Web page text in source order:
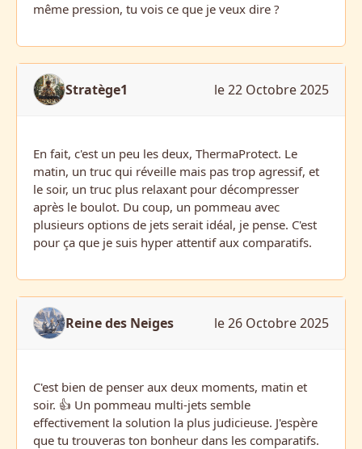
même pression, tu vois ce que je veux dire ?
Stratège1 le 22 Octobre 2025
En fait, c'est un peu les deux, ThermaProtect. Le
matin, un truc qui réveille mais pas trop agressif, et
le soir, un truc plus relaxant pour décompresser
après le boulot. Du coup, un pommeau avec
plusieurs options de jets serait idéal, je pense. C'est
pour ça que je suis hyper attentif aux comparatifs.
Reine des Neiges le 26 Octobre 2025
C'est bien de penser aux deux moments, matin et
soir. 👍 Un pommeau multi-jets semble
effectivement la solution la plus judicieuse. J'espère
que tu trouveras ton bonheur dans les comparatifs.